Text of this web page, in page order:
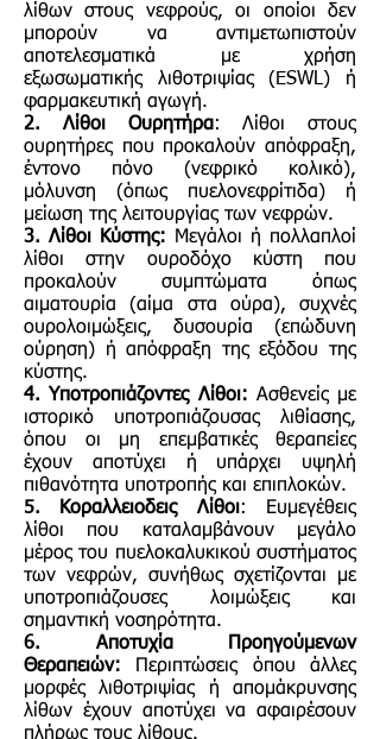
λίθων στους νεφρούς, οι οποίοι δεν
μπορούν να αντιμετωπιστούν
αποτελεσματικά με χρήση
εξωσωματικής λιθοτριψίας (ESWL) ή
φαρμακευτική αγωγή.
2. Λίθοι Ουρητήρα: Λίθοι στους
ουρητήρες που προκαλούν απόφραξη,
έντονο πόνο (νεφρικό κολικό),
μόλυνση (όπως πυελονεφρίτιδα) ή
μείωση της λειτουργίας των νεφρών.
3. Λίθοι Κύστης: Μεγάλοι ή πολλαπλοί
λίθοι στην ουροδόχο κύστη που
προκαλούν συμπτώματα όπως
αιματουρία (αίμα στα ούρα), συχνές
ουρολοιμώξεις, δυσουρία (επώδυνη
ούρηση) ή απόφραξη της εξόδου της
κύστης.
4. Υποτροπιάζοντες Λίθοι: Ασθενείς με
ιστορικό υποτροπιάζουσας λιθίασης,
όπου οι μη επεμβατικές θεραπείες
έχουν αποτύχει ή υπάρχει υψηλή
πιθανότητα υποτροπής και επιπλοκών.
5. Κοραλλειοδεις Λίθοι: Ευμεγέθεις
λίθοι που καταλαμβάνουν μεγάλο
μέρος του πυελοκαλυκικού συστήματος
των νεφρών, συνήθως σχετίζονται με
υποτροπιάζουσες λοιμώξεις και
σημαντική νοσηρότητα.
6. Αποτυχία Προηγούμενων
Θεραπειών: Περιπτώσεις όπου άλλες
μορφές λιθοτριψίας ή απομάκρυνσης
λίθων έχουν αποτύχει να αφαιρέσουν
πλήρως τους λίθους.